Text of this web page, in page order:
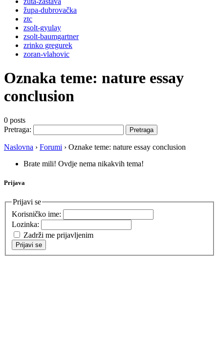
župa-dubrovačka
ztc
zsolt-gyulay
zsolt-baumgartner
zrinko gregurek
zoran-vlahovic
Oznaka teme: nature essay
conclusion
0 posts
Pretraga:
Naslovna › Forumi › Oznake teme: nature essay conclusion
Brate mili! Ovdje nema nikakvih tema!
Prijava
Prijavi se
Korisničko ime:
Lozinka:
Zadrži me prijavljenim
Prijavi se